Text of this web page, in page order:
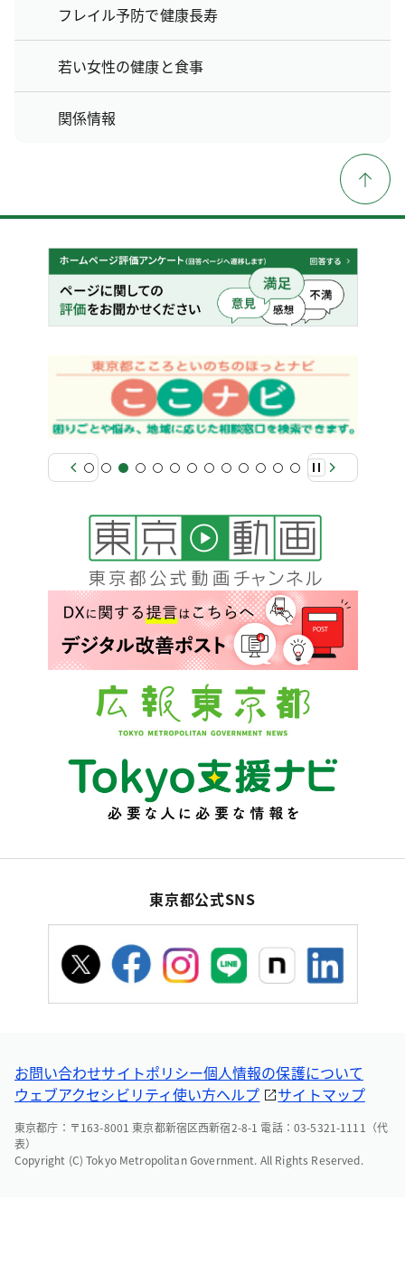
フレイル予防で健康長寿
若い女性の健康と食事
関係情報
東京都公式SNS
お問い合わせサイトポリシー個人情報の保護について
ウェブアクセシビリティ使い方ヘルプ サイトマップ
東京都庁：〒163-8001 東京都新宿区西新宿2-8-1 電話：03-5321-1111（代
表）
Copyright (C) Tokyo Metropolitan Government. All Rights Reserved.